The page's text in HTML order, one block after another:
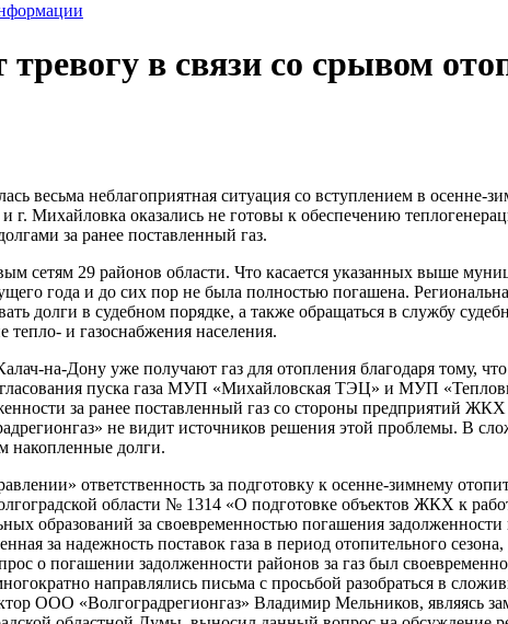
в связи со срывом
весьма неблагоприятная ситуация со вступлением в
Михайловка оказались не готовы к обеспечению
за ранее поставленный газ.
сетям 29 районов области. Что касается указанных выше
года и до сих пор не была полностью погашена.
долги в судебном порядке, а также обращаться в службу
тепло- и газоснабжения населения.
на-Дону уже получают газ для отопления благодаря тому,
пуска газа МУП «Михайловская ТЭЦ» и МУП
за ранее поставленный газ со стороны предприятий
не видит источников решения этой проблемы. В
накопленные долги.
ответственность за подготовку к осенне-зимнему
области № 1314 «О подготовке объектов ЖКХ к
образований за своевременностью погашения
за надежность поставок газа в период отопительного
о погашении задолженности районов за газ был
направлялись письма с просьбой разобраться в
ООО «Волгоградрегионгаз» Владимир Мельников, являясь